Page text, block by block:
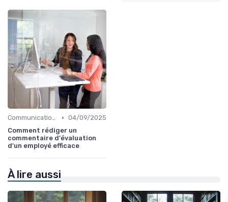
Communication efficace • 04/09/2025
Comment rédiger un
commentaire d'évaluation
d'un employé efficace
À lire aussi